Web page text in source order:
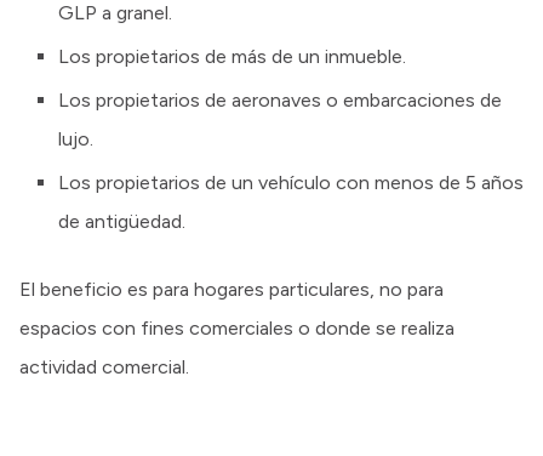
GLP a granel.
Los propietarios de más de un inmueble.
Los propietarios de aeronaves o embarcaciones de
lujo.
Los propietarios de un vehículo con menos de 5 años
de antigüedad.
El beneficio es para hogares particulares, no para
espacios con fines comerciales o donde se realiza
actividad comercial.